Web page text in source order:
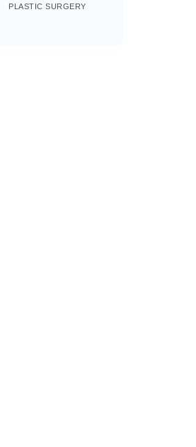
PLASTIC SURGERY